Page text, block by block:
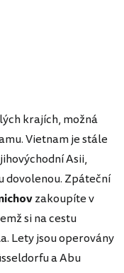
krajích, možná
Vietnam je stále
Asii,
dovolenou. Zpáteční
zakoupíte v
si na cestu
Lety jsou operovány
a Abu